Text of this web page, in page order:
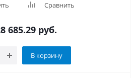
Сравнить
685.29руб.
В корзину